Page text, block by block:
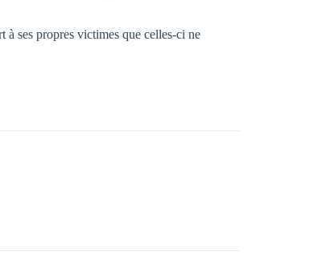
à ses propres victimes que celles-ci ne